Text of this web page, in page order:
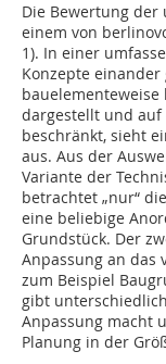
Die Bewertung
einem von
1). In einer
Konzepte
dargestellt und auf
beschränkt, sieht
aus. Aus der
Variante der
betrachtet „nur“
eine beliebige
Grundstück. Der
Anpassung an das
zum Beispiel
gibt
Anpassung macht
Planung in der